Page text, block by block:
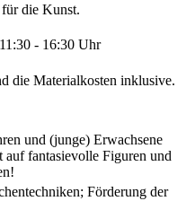
die Kunst.
- 16:30 Uhr
die Materialkosten inklusive.
und (junge) Erwachsene
auf fantasievolle Figuren und
Förderung der